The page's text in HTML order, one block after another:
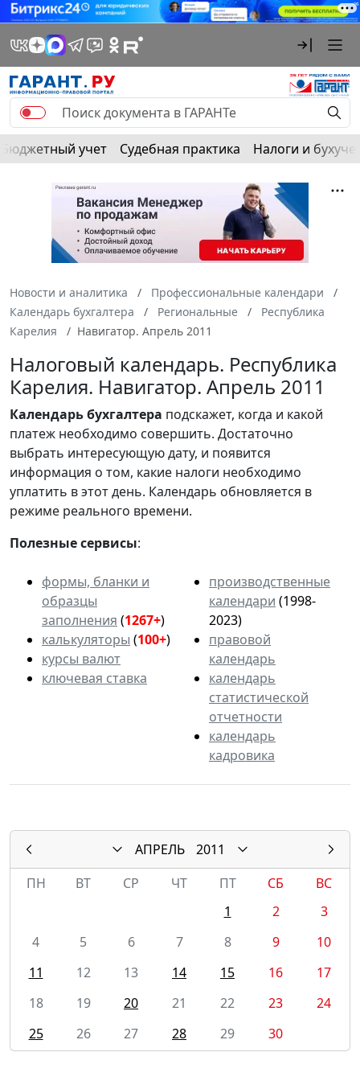
Бюджетный учет Судебная практика Налоги и
Новости и аналитика
Профессиональные календари
Календарь бухгалтера
Региональные
Республика
Карелия
Навигатор. Апрель 2011
Налоговый календарь. Республика
Карелия. Навигатор. Апрель 2011
Календарьбухгалтера подскажет, когда и какой
платеж необходимо совершить. Достаточно
выбрать интересующую дату, и появится
информация о том, какие налоги необходимо
уплатить в этот день. Календарь обновляется в
режиме реального времени.
Полезные сервисы:
формы, бланки и
образцы
заполнения (1267+)
калькуляторы (100+)
курсы валют
ключевая ставка
производственные
календари (1998-
2023)
правовой
календарь
календарь
статистической
отчетности
календарь
кадровика
АПРЕЛЬ
2011
ПН
ВТ СР ЧТ ПТ СБ
ВС
1
2
3
4
5 6 7 8 9
10
11
12 13 14 15 16
17
18
19 20 21 22 23
24
25
26 27 28 29 30